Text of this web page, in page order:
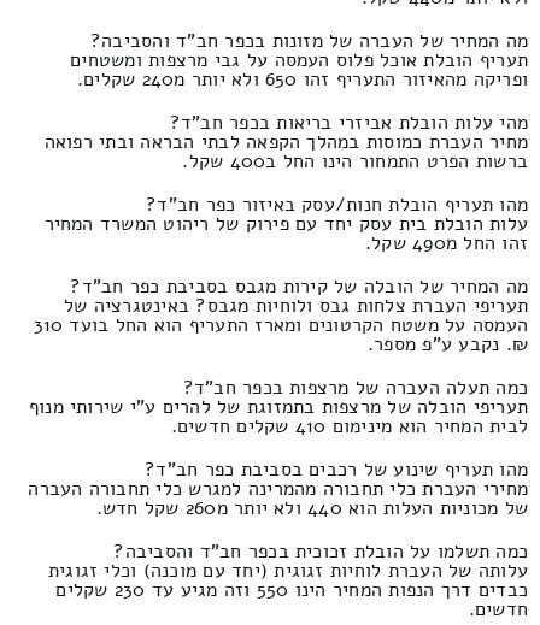
מה המחיר של העברה של מזונות בכפר חב"ד והסביבה?
תעריף הובלת אוכל פלוס העמסה על גבי מרצפות ומשטחים
ופריקה מהאיזור התעריף זהו 650 ולא יותר מ240 שקלים.
מהי עלות הובלת אביזרי בריאות בכפר חב"ד?
מחיר העברת כמוסות במהלך הקפאה לבתי הבראה ובתי רפואה
ברשות הפרט התמחור הינו החל ב400 שקל.
מהו תעריף הובלת חנות/עסק באיזור כפר חב"ד?
עלות הובלת בית עסק יחד עם פירוק של ריהוט המשרד המחיר
זהו החל מ490 שקל.
מה המחיר של הובלה של קירות מגבס בסביבת כפר חב"ד?
תעריפי העברת צלחות גבס ולוחיות מגבס? באינטגרציה של
העמסה על משטח הקרטונים ומארז התעריף הוא החל בועד 310
₪. נקבע ע"פ מספר.
כמה תעלה העברה של מרצפות בכפר חב"ד?
תעריפי הובלה של מרצפות בתמזוגת של להרים ע"י שירותי מנוף
לבית המחיר הוא מינימום 410 שקלים חדשים.
מהו תעריף שינוע של רכבים בסביבת כפר חב"ד?
מחירי העברת כלי תחבורה מהמרינה למגרש כלי תחבורה העברה
של מכוניות העלות הוא 440 ולא יותר מ260 שקל חדש.
כמה תשלמו על הובלת זכוכית בכפר חב"ד והסביבה?
עלותה של העברת לוחיות זגוגית (יחד עם מוכנה) וכלי זגוגית
כבדים דרך הנפות המחיר הינו 550 וזה מגיע עד 230 שקלים
חדשים.